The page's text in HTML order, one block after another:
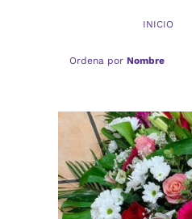
INICIO
Ordena por Nombre